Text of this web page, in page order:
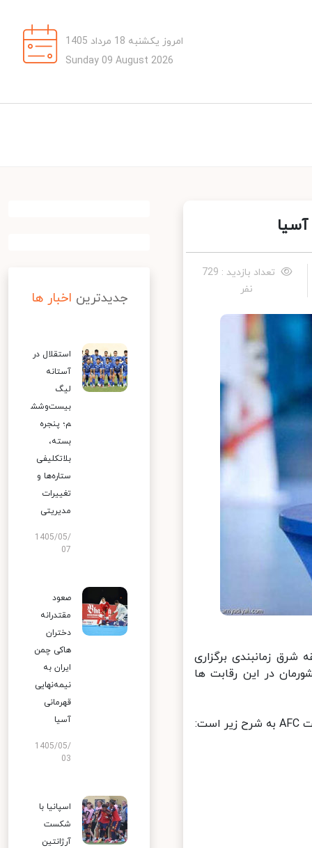
امروز یکشنبه 18 مرداد 1405
Sunday 09 August 2026
تعداد بازدید : 729
نفر
زمانبندی برگزاری
در این رقابت ها
جدیدترین اخبار ها
استقلال در
آستانه
لیگ
بیست‌وشش
م؛ پنجره
بسته،
بلاتکلیفی
ستاره‌ها و
تغییرات
مدیریتی
1405/05/
07
صعود
مقتدرانه
دختران
هاکی چمن
ایران به
نیمه‌نهایی
قهرمانی
آسیا
1405/05/
03
اسپانیا با
شکست
آرژانتین